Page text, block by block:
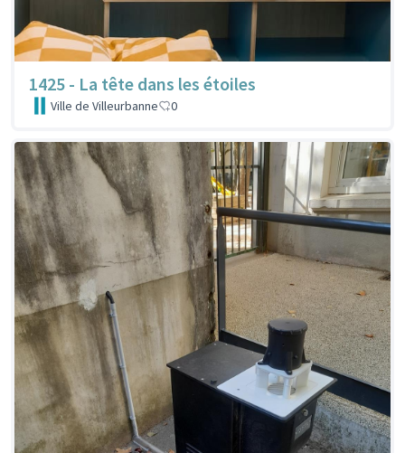
1425 - La tête dans les étoiles
Ville de Villeurbanne 0